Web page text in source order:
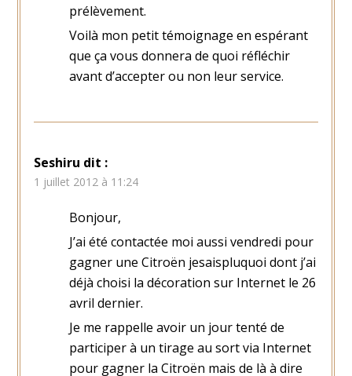
prélèvement.
Voilà mon petit témoignage en espérant
que ça vous donnera de quoi réfléchir
avant d’accepter ou non leur service.
Seshiru dit :
1 juillet 2012 à 11:24
Bonjour,
J’ai été contactée moi aussi vendredi pour
gagner une Citroën jesaispluquoi dont j’ai
déjà choisi la décoration sur Internet le 26
avril dernier.
Je me rappelle avoir un jour tenté de
participer à un tirage au sort via Internet
pour gagner la Citroën mais de là à dire